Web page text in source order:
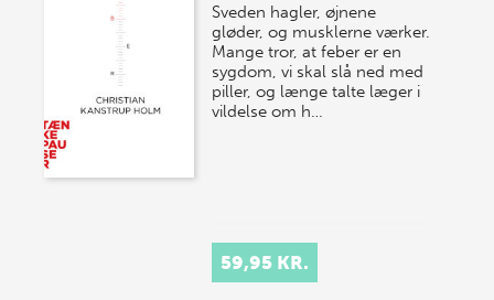
Sveden hagler, øjnene
gløder, og musklerne værker.
Mange tror, at feber er en
sygdom, vi skal slå ned med
piller, og længe talte læger i
vildelse om h…
59,95 KR.